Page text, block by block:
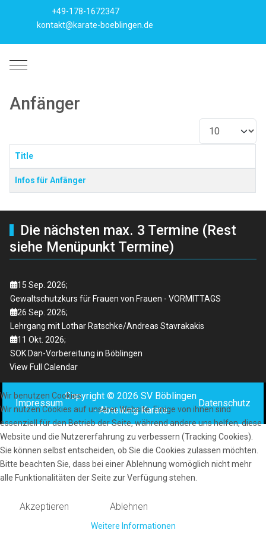
+49-178-1672347
kontakt@karate-boeblingen.de
Mobile Menu Toggle
Anfänger
Beiträge
Title
Infos für Anfänger
Die nächsten max. 3 Termine (Rest
siehe Menüpunkt Termine)
15 Sep. 2026;
Gewaltschutzkurs für Frauen von Frauen - VORMITTAGS
26 Sep. 2026;
Lehrgang mit Lothar Ratschke/Andreas Stavrakakis
11 Okt. 2026;
SOK Dan-Vorbereitung in Böblingen
View Full Calendar
Impressum
Copyright © 2026 SV Böblingen
- Abteilung Karate
Datenschutz
Wir benutzen Cookies
Wir nutzen Cookies auf unserer Website. Einige von ihnen sind
essenziell für den Betrieb der Seite, während andere uns helfen, diese
Website und die Nutzererfahrung zu verbessern (Tracking Cookies).
Sie können selbst entscheiden, ob Sie die Cookies zulassen möchten.
Bitte beachten Sie, dass bei einer Ablehnung womöglich nicht mehr
alle Funktionalitäten der Seite zur Verfügung stehen.
Akzeptieren Ablehnen
Weitere Informationen